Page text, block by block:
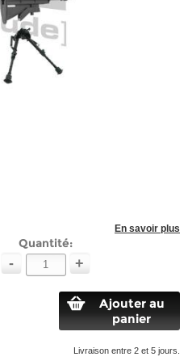
En savoir plus
Quantité:
- +
Ajouter au
panier
Livraison entre 2 et 5 jours.